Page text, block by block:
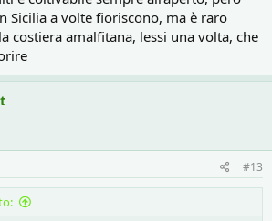
Sicilia a volte fioriscono, ma è raro
costiera amalfitana, lessi una volta, che
#13